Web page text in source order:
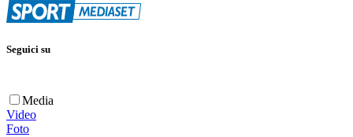
Seguici su
Media
Video
Foto